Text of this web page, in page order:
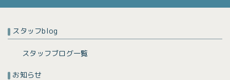
スタッフblog
スタッフブログ一覧
お知らせ